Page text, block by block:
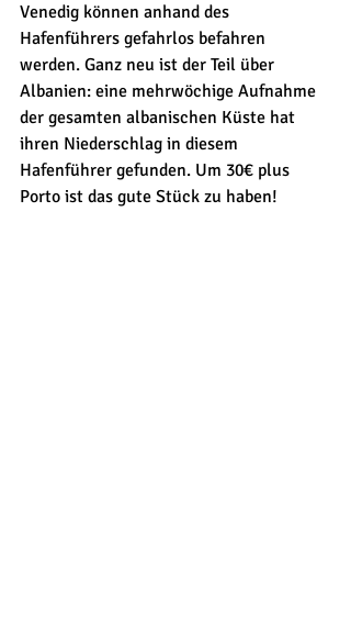
Venedig können anhand des
Hafenführers gefahrlos befahren
werden. Ganz neu ist der Teil über
Albanien: eine mehrwöchige Aufnahme
der gesamten albanischen Küste hat
ihren Niederschlag in diesem
Hafenführer gefunden. Um 30€ plus
Porto ist das gute Stück zu haben!